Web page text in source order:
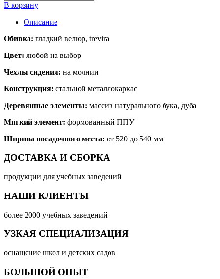
В корзину
Описание
Обивка: гладкий велюр, trevira
Цвет: любой на выбор
Чехлы сидения: на молнии
Конструкция: стальной металлокаркас
Деревянные элементы: массив натурального бука, дуба
Мягкий элемент: формованный ППУ
Ширина посадочного места: от 520 до 540 мм
ДОСТАВКА И СБОРКА
продукции для учебных заведений
НАШИ КЛИЕНТЫ
более 2000 учебных заведений
УЗКАЯ СПЕЦИАЛИЗАЦИЯ
оснащение школ и детских садов
БОЛЬШОЙ ОПЫТ